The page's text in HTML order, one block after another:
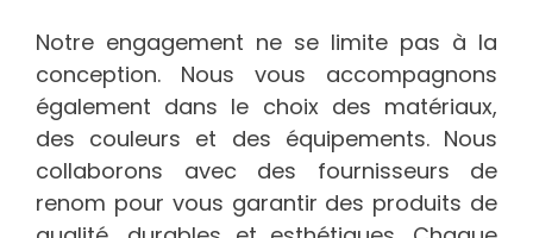
Notre engagement ne se limite pas à la
conception. Nous vous accompagnons
également dans le choix des matériaux,
des couleurs et des équipements. Nous
collaborons avec des fournisseurs de
renom pour vous garantir des produits de